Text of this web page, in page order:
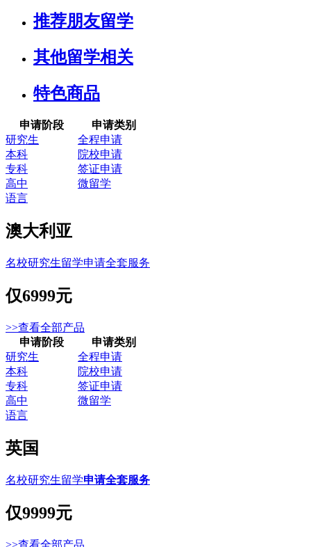
推荐朋友留学
其他留学相关
特色商品
申请阶段
申请类别
研究生
全程申请
本科
院校申请
专科
签证申请
高中
微留学
语言
澳大利亚
名校研究生留学申请全套服务
仅6999元
>>查看全部产品
申请阶段
申请类别
研究生
全程申请
本科
院校申请
专科
签证申请
高中
微留学
语言
英国
名校研究生留学申请全套服务
仅9999元
>>查看全部产品